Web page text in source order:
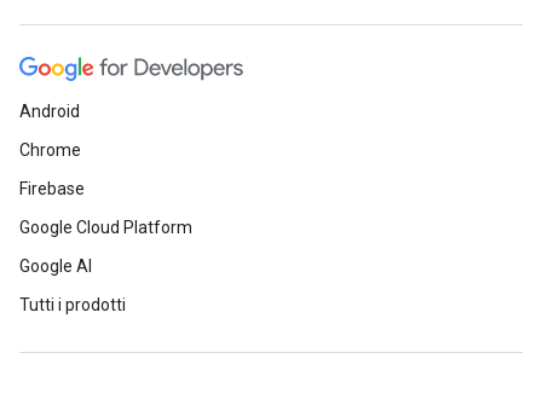
Android
Chrome
Firebase
Google Cloud Platform
Google AI
Tutti i prodotti